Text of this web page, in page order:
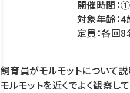
開催時間：
対象年齢：
定員：各回8
飼育員がモルモットについて説
モルモットを近くでよく観察して